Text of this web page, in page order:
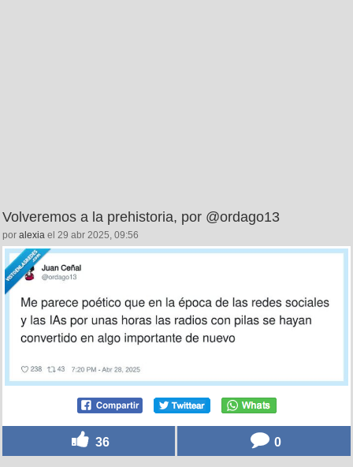
Volveremos a la prehistoria, por @ordago13
por alexia el 29 abr 2025, 09:56
36 0